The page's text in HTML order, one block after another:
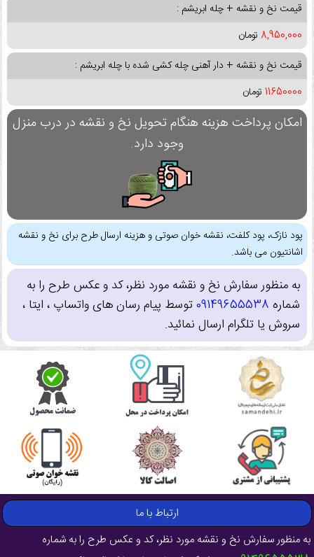
قیمت نخ و نقشه + چله ابریشم :
8,950,000 تومان
قیمت نخ و نقشه + دار آهنی چله کشی شده با چله ابریشم :
11650000 تومان
امکان پرداخت هزینه هنگام تحویل نخ و نقشه در درب منزل
وجود دارد.
پود نازک، پود کلفت، نقشه خوان صوتی و هزینه ارسال طرح برای نخ و نقشه
اشانتیون می باشد.
به منظور سفارش نخ و نقشه مورد نظر، کد و عکس طرح را به
شماره 09149655538توسط پیام رسان های واتساپ ، ایتا ،
سروش یا تلگرام ارسال نمائید.
ارتباط با ما
به منظور سفارش نخ و نقشه مورد نظر، کد و عکس طرح را به شماره